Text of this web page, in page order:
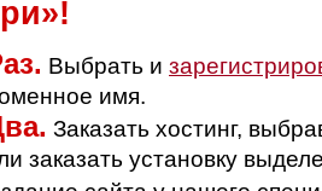
Выбрать и
имя.
Заказать хостинг,
заказать установку